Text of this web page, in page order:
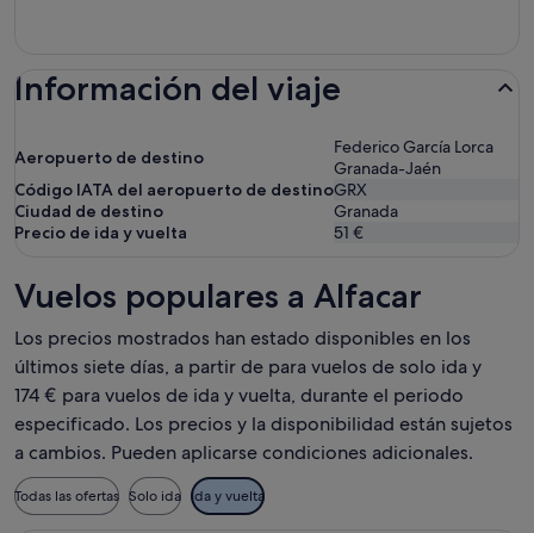
Información del viaje
Aeropuerto de destino
Federico García Lorca
Granada-Jaén
Código IATA del aeropuerto de destinoGRX
Ciudad de destino
Granada
Precio de ida y vuelta
51 €
Vuelos populares a Alfacar
Los precios mostrados han estado disponibles en los
últimos siete días, a partir de para vuelos de solo ida y
174 € para vuelos de ida y vuelta, durante el periodo
especificado. Los precios y la disponibilidad están sujetos
a cambios. Pueden aplicarse condiciones adicionales.
Todas las ofertas Solo ida Ida y vuelta